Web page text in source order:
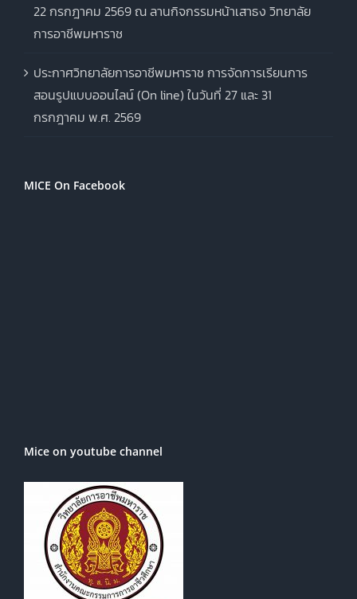
22 กรกฎาคม 2569 ณ ลานกิจกรรมหน้าเสาธง วิทยาลัย
การอาชีพมหาราช
ประกาศวิทยาลัยการอาชีพมหาราช การจัดการเรียนการ
สอนรูปแบบออนไลน์ (On line) ในวันที่ 27 และ 31
กรกฎาคม พ.ศ. 2569
MICE On Facebook
Mice on youtube channel